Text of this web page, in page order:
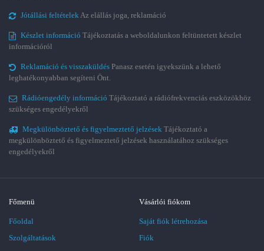
Jótállási feltételekAz elállás joga, reklamáció
Készlet információ Tájékoztatás a weboldalunkon feltüntetett készlet
információról
Reklamáció és visszaküldés Panasz esetén igyekszünk a lehető
leghatékonyabban segíteni Önt.
Rádióengedély információ Tájékoztató a rádiófrekvenciás eszközökhöz
szükséges engedélyekről
Megkülönböztető és figyelmeztető jelzések Tájékoztató a
megkülönböztető és figyelmeztető jelzések használatához szükséges
engedélyekről
Főmenü
Főoldal
Szolgáltatások
Vásárlói fiókom
Saját fiók létrehozása
Fiók